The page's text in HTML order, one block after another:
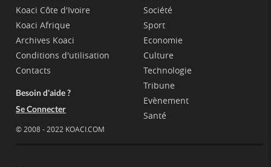
Koaci Côte d'Ivoire
Koaci Afrique
Archives Koaci
Conditions d'utilisation
Contacts
Besoin d'aide ?
Se Connecter
© 2008 - 2022 KOACI.COM
Société
Sport
Economie
Culture
Technologie
Tribune
Evènement
Santé